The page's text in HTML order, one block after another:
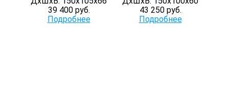
39 400 руб.
Подробнее
43 250 руб.
Подробнее